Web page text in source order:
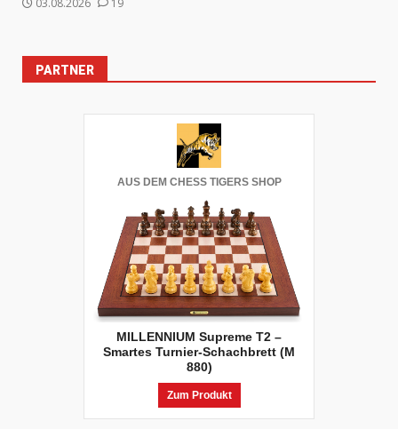
03.08.2026 19
PARTNER
AUS DEM CHESS TIGERS SHOP
MILLENNIUM Supreme T2 –
Smartes Turnier-Schachbrett (M
880)
Zum Produkt